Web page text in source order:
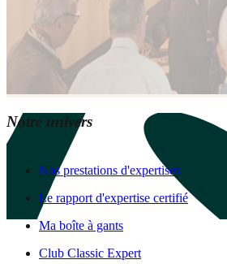
Notre univers
Nos prestations d'expertises
Le rapport d'expertise certifié
Ma boîte à gants
Club Classic Expert